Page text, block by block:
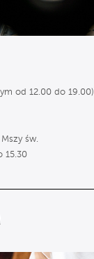
od 12.00 do 19.00)
św.
15.30